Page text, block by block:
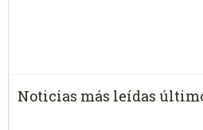
Noticias más leídas